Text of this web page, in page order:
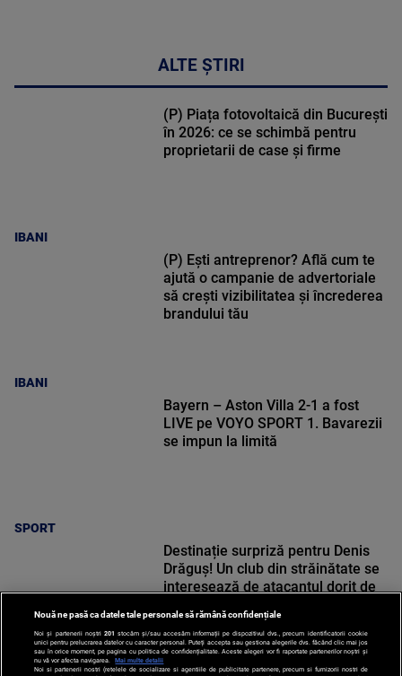
ALTE ȘTIRI
IBANI
(P) Piața fotovoltaică din București
în 2026: ce se schimbă pentru
proprietarii de case și firme
IBANI
(P) Ești antreprenor? Află cum te
ajută o campanie de advertoriale
să crești vizibilitatea și încrederea
brandului tău
SPORT
Bayern – Aston Villa 2-1 a fost
LIVE pe VOYO SPORT 1. Bavarezii
se impun la limită
Destinație surpriză pentru Denis
Drăguș! Un club din străinătate se
interesează de atacantul dorit de
Nouă ne pasă ca datele tale personale să rămână confidențiale
Noi și partenerii noștri 201 stocăm și/sau accesăm informații pe dispozitivul dvs., precum identificatorii cookie
unici pentru prelucrarea datelor cu caracter personal. Puteți accepta sau gestiona alegerile dvs. făcând clic mai jos
sau în orice moment, pe pagina cu politica de confidențialitate. Aceste alegeri vor fi raportate partenerilor noștri și
nu vă vor afecta navigarea.
Mai multe detalii
Noi si partenerii nostri (retelele de socializare si agentiile de publicitate partenere, precum si furnizorii nostri de